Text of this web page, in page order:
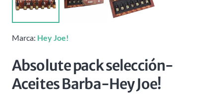
Marca: Hey Joe!
Absolute pack selección-
Aceites Barba-Hey Joe!